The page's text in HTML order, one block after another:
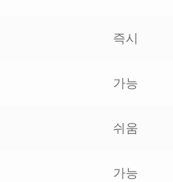
즉시
가능
쉬움
가능